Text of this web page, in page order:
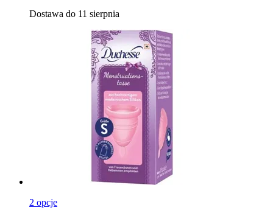
Dostawa do 11 sierpnia
2 opcje